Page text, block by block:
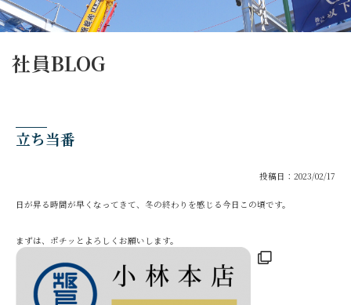
社員BLOG
立ち当番
投稿日：2023/02/17
日が昇る時間が早くなってきて、冬の終わりを感じる今日この頃です。
まずは、ポチッとよろしくお願いします。